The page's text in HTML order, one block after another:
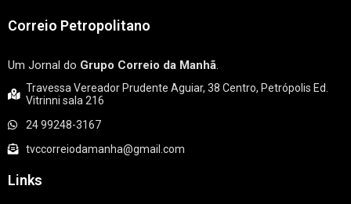
Correio Petropolitano
Um Jornal do Grupo Correio da Manhã.
Travessa Vereador Prudente Aguiar, 38 Centro, Petrópolis Ed.
Vitrinni sala 216
24 99248-3167
tvccorreiodamanha@gmail.com
Links